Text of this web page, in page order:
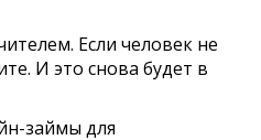
. Если человек не
И это снова будет в
займы для